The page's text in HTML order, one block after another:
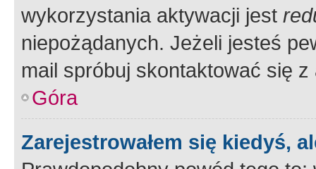
wykorzystania aktywacji jest
niepożądanych. Jeżeli jesteś
mail spróbuj skontaktować się
Góra
Zarejestrowałem się kiedyś,